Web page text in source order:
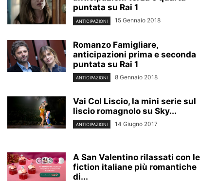
puntata su Rai 1
ANTICIPAZIONI 15 Gennaio 2018
Romanzo Famigliare,
anticipazioni prima e seconda
puntata su Rai 1
ANTICIPAZIONI 8 Gennaio 2018
Vai Col Liscio, la mini serie sul
liscio romagnolo su Sky...
ANTICIPAZIONI 14 Giugno 2017
A San Valentino rilassati con le
fiction italiane più romantiche
di...